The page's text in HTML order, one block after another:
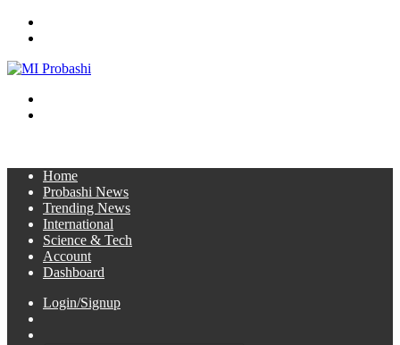
Home
Probashi News
Trending News
International
Science & Tech
Account
Dashboard
Login/Signup